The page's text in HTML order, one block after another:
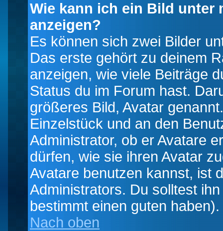
Wie kann ich ein Bild unter
anzeigen?
Es können sich zwei Bilder
Das erste gehört zu deinem
anzeigen, wie viele Beiträge
Status du im Forum hast.
größeres Bild, Avatar
Einzelstück und an den
Administrator, ob er Avatare
dürfen, wie sie ihren Avatar
Avatare benutzen kannst, ist
Administrators. Du solltest
bestimmt einen guten haben).
Nach oben